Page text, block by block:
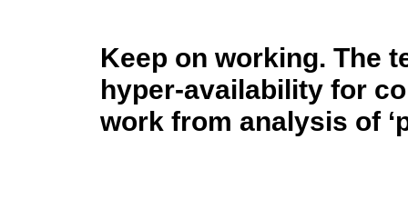
Keep on working. The
hyper-availability for
work from analysis of